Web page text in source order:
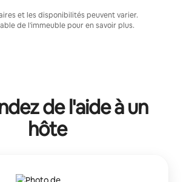
et les disponibilités peuvent varier.
de l'immeuble pour en savoir plus.
de l'aide à un
hôte